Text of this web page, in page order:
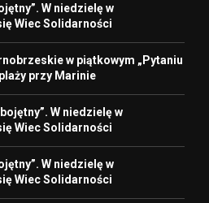
W niedzielę w
Wiec Solidarności
w piątkowym „Pytaniu
przy Marinie
W niedzielę w
Wiec Solidarności
W niedzielę w
Wiec Solidarności